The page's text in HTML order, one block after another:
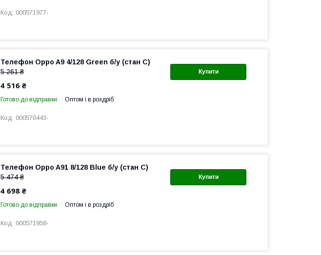
000571977-
Купити
Телефон Oppo A9 4/128 Green б/у (стан C)
5 261 ₴
4 516 ₴
Готово до відправки Оптом і в роздріб
000570443-
Купити
Телефон Oppo A91 8/128 Blue б/у (стан C)
5 474 ₴
4 698 ₴
Готово до відправки Оптом і в роздріб
000571958-